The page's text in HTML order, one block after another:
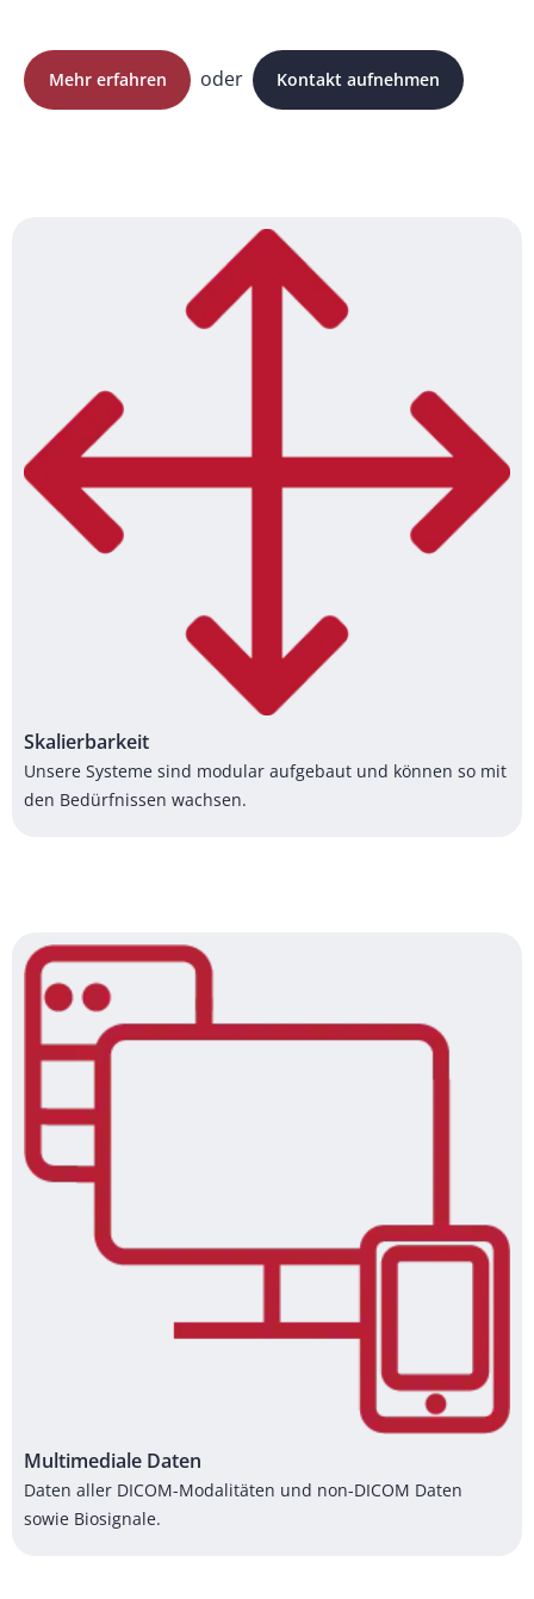
Mehr erfahren oder Kontakt aufnehmen
Skalierbarkeit
Unsere Systeme sind modular aufgebaut und können so mit
den Bedürfnissen wachsen.
Multimediale Daten
Daten aller DICOM-Modalitäten und non-DICOM Daten
sowie Biosignale.